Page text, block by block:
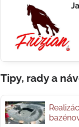
Tipy, rady a